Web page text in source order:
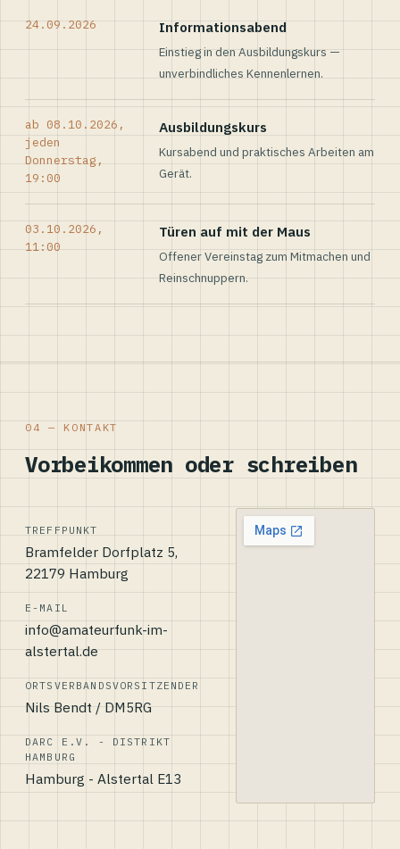
24.09.2026 Informationsabend
Einstieg in den Ausbildungskurs —
unverbindliches Kennenlernen.
ab 08.10.2026,
jeden
Donnerstag,
19:00
Ausbildungskurs
Kursabend und praktisches Arbeiten am
Gerät.
03.10.2026,
11:00
Türen auf mit der Maus
Offener Vereinstag zum Mitmachen und
Reinschnuppern.
04 — KONTAKT
Vorbeikommen oder schreiben
TREFFPUNKT
Bramfelder Dorfplatz 5,
22179 Hamburg
E-MAIL
info@amateurfunk-im-
alstertal.de
ORTSVERBANDSVORSITZENDER
Nils Bendt / DM5RG
DARC E.V. - DISTRIKT
HAMBURG
Hamburg - Alstertal E13